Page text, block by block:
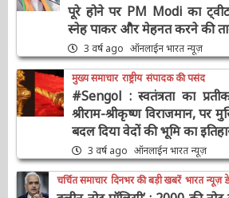
साल पूरे होने पर PM Modi का
का स्नेह पाकर और मेहनत करने की
3 वर्ष ago ऑनलाईन भारत न्यूज़
मुख्य समाचार राष्ट्रीय संपादक की पसंद
#Sengol : स्वतंत्रता का प्रतीक
श्रीराम-श्रीकृष्ण विराजमान,
लिए बदल दिया वेदों की भूमि का
3 वर्ष ago ऑनलाईन भारत न्यूज़
चर्चित समाचार दिनभर की बड़ी खबरें भारत न्यूज़
संपादक की पसंद